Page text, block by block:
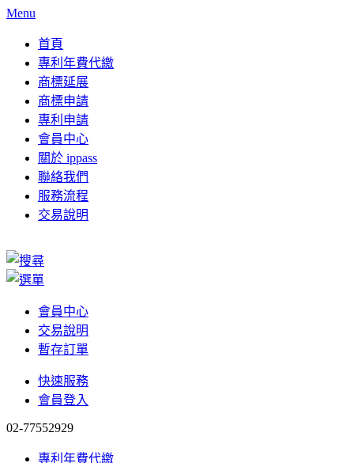
Menu
首頁
專利年費代繳
商標延展
商標申請
專利申請
會員中心
關於 ippass
聯絡我們
服務流程
交易說明
會員中心
交易說明
暫存訂單
快速服務
會員登入
02-77552929
專利年費代繳